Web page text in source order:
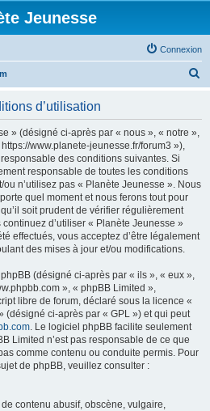
Jeunesse
Connexion
d’utilisation
» (désigné ci-après par « nous », « notre »,
www.planete-jeunesse.fr/forum3 »),
des conditions suivantes. Si
responsable de toutes les conditions
n’utilisez pas « Planète Jeunesse ». Nous
quel moment et nous ferons tout pour
soit prudent de vérifier régulièrement
d’utiliser « Planète Jeunesse »
effectués, vous acceptez d’être légalement
des mises à jour et/ou modifications.
(désigné ci-après par « ils », « eux »,
», « phpBB Limited »,
libre de forum, déclaré sous la licence «
(désigné ci-après par « GPL ») et qui peut
. Le logiciel phpBB facilite seulement
Limited n’est pas responsable de ce que
comme contenu ou conduite permis. Pour
de phpBB, veuillez consulter :
contenu abusif, obscène, vulgaire,